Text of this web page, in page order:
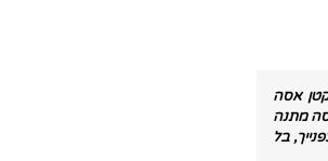
אסה
מתנה
בל